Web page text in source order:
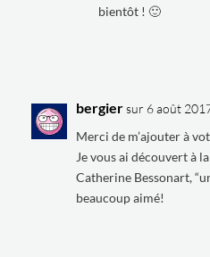
bientôt ! 🙂
bergier sur 6 août
Merci de m’ajouter à
Je vous ai découvert à
Catherine Bessonart,
beaucoup aimé!